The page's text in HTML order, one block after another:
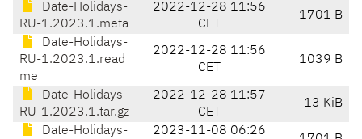
Date-Holidays-
RU-1.2023.1.meta
2022-12-28 11:56
CET
1701 B
Date-Holidays-
RU-1.2023.1.read
me
2022-12-28 11:56
CET
1039 B
Date-Holidays-
RU-1.2023.1.tar.gz
2022-12-28 11:57
CET
13 KiB
Date-Holidays- 2023-11-08 06:26